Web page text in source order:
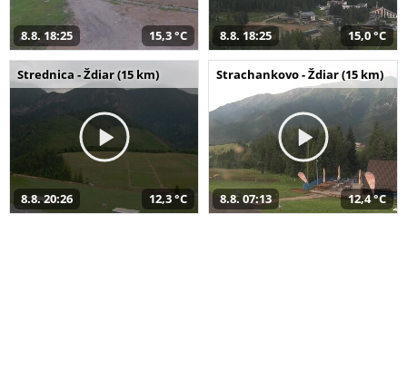
8.8. 18:25 15,3 °C 8.8. 18:25 15,0 °C
Strednica - Ždiar (15 km)
8.8. 20:26 12,3 °C
Strachankovo - Ždiar (15 km)
8.8. 07:13 12,4 °C